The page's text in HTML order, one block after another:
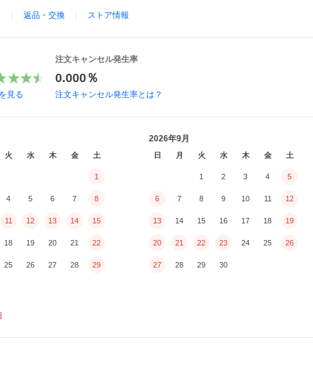
返品・交換 ストア情報
見る
注文キャンセル発生率
0.000％
注文キャンセル発生率とは？
火 水 木 金 土
1
4 5 6 7 8
11 12 13 14 15
18 19 20 21 22
25 26 27 28 29
2026年9月
日 月 火 水 木 金 土
1 2 3 4 5
6 7 8 9 10 11 12
13 14 15 16 17 18 19
20 21 22 23 24 25 26
27 28 29 30